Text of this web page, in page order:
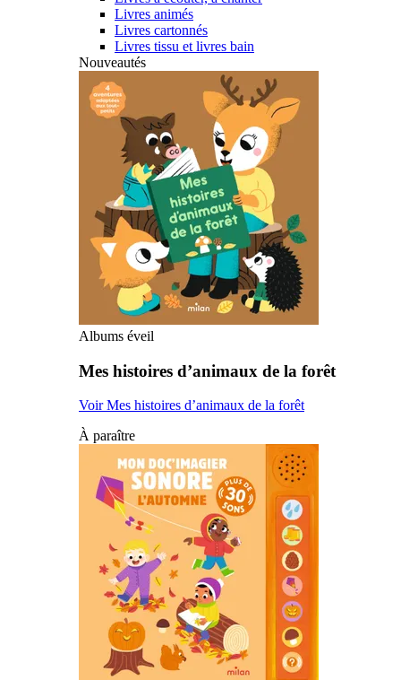
Livres animés
Livres cartonnés
Livres tissu et livres bain
Nouveautés
Albums éveil
Mes histoires d’animaux de la forêt
Voir Mes histoires d’animaux de la forêt
À paraître